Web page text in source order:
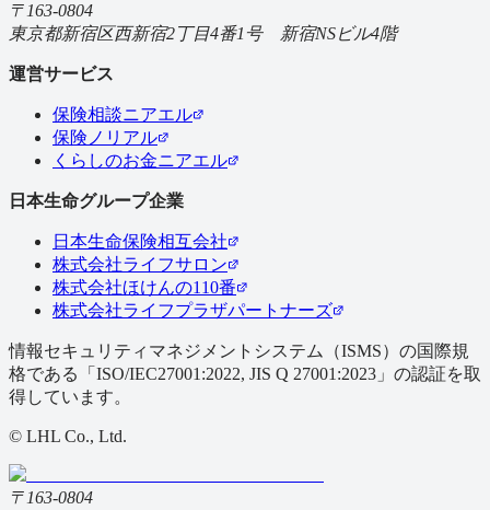
〒163-0804
東京都新宿区西新宿2丁目4番1号 新宿NSビル4階
運営サービス
保険相談ニアエル
保険ノリアル
くらしのお金ニアエル
日本生命グループ企業
日本生命保険相互会社
株式会社ライフサロン
株式会社ほけんの110番
株式会社ライフプラザパートナーズ
情報セキュリティマネジメントシステム（ISMS）の国際規
格である「ISO/IEC27001:2022, JIS Q 27001:2023」の認証を取
得しています。
© LHL Co., Ltd.
〒163-0804